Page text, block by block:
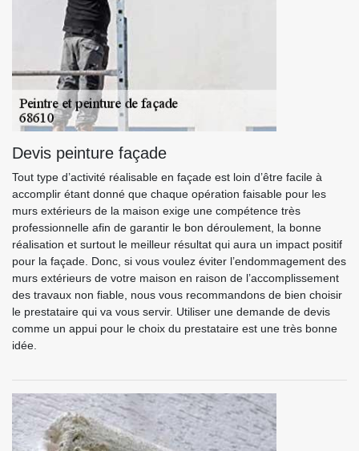
Devis peinture façade
Tout type d’activité réalisable en façade est loin d’être facile à
accomplir étant donné que chaque opération faisable pour les
murs extérieurs de la maison exige une compétence très
professionnelle afin de garantir le bon déroulement, la bonne
réalisation et surtout le meilleur résultat qui aura un impact positif
pour la façade. Donc, si vous voulez éviter l’endommagement des
murs extérieurs de votre maison en raison de l’accomplissement
des travaux non fiable, nous vous recommandons de bien choisir
le prestataire qui va vous servir. Utiliser une demande de devis
comme un appui pour le choix du prestataire est une très bonne
idée.